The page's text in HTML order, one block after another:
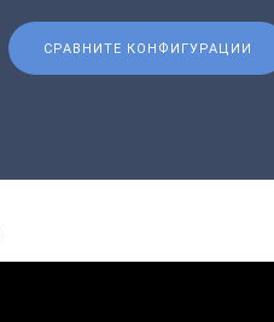
СРАВНИТЕ КОНФИГУРАЦИИ